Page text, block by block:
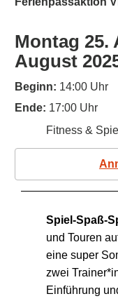
Montag 25.
August
Beginn: 14:00 Uhr
Ende: 17:00 Uhr
Fitness & Spiel
Spiel-Spaß-
und Touren
eine super
zwei
Einführung